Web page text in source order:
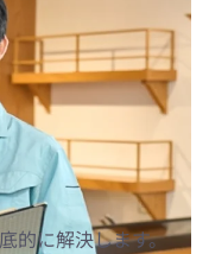
括管理！グ
回収もお
的に解決します。